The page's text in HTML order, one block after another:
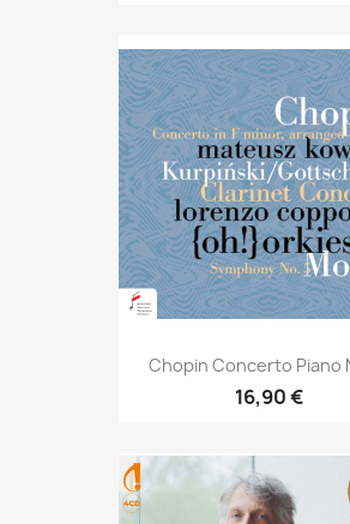
Chopin Concerto Piano
16,90 €